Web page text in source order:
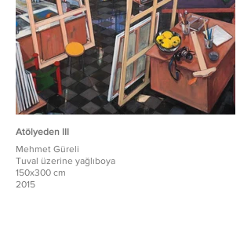
Atölyeden III
Mehmet Güreli
Tuval üzerine yağlıboya
150x300 cm
2015